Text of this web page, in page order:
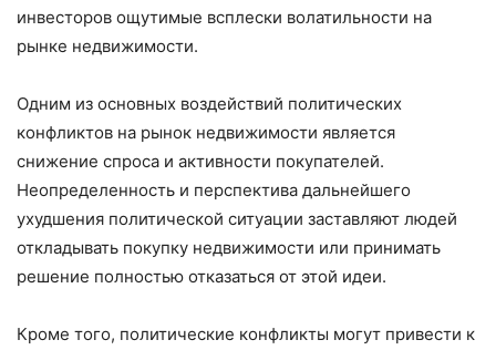
инвесторов ощутимые всплески волатильности на
рынке недвижимости.
Одним из основных воздействий политических
конфликтов на рынок недвижимости является
снижение спроса и активности покупателей.
Неопределенность и перспектива дальнейшего
ухудшения политической ситуации заставляют людей
откладывать покупку недвижимости или принимать
решение полностью отказаться от этой идеи.
Кроме того, политические конфликты могут привести к